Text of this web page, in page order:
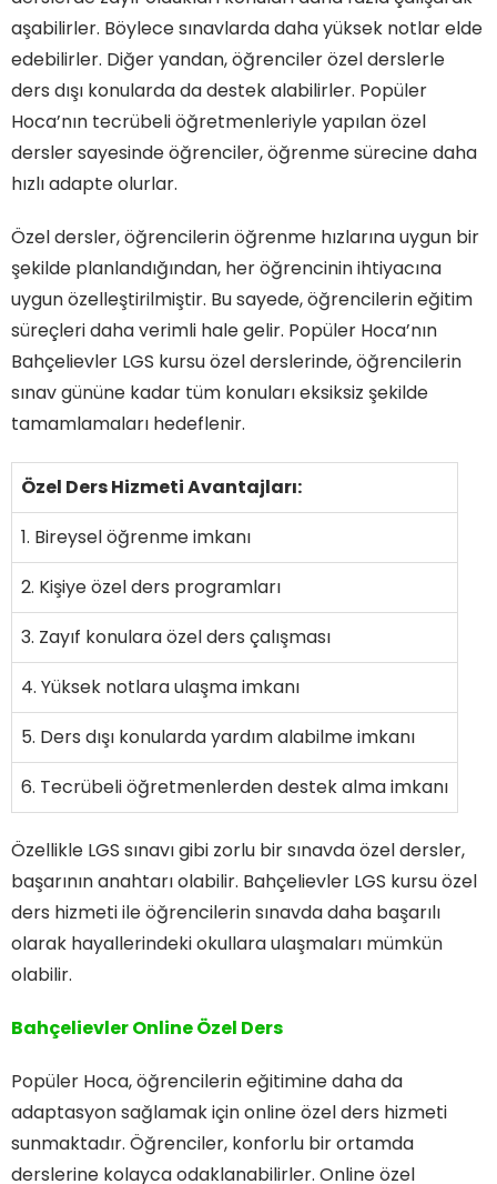
aşabilirler. Böylece sınavlarda daha yüksek notlar elde
edebilirler. Diğer yandan, öğrenciler özel derslerle
ders dışı konularda da destek alabilirler. Popüler
Hoca’nın tecrübeli öğretmenleriyle yapılan özel
dersler sayesinde öğrenciler, öğrenme sürecine daha
hızlı adapte olurlar.
Özel dersler, öğrencilerin öğrenme hızlarına uygun bir
şekilde planlandığından, her öğrencinin ihtiyacına
uygun özelleştirilmiştir. Bu sayede, öğrencilerin eğitim
süreçleri daha verimli hale gelir. Popüler Hoca’nın
Bahçelievler LGS kursu özel derslerinde, öğrencilerin
sınav gününe kadar tüm konuları eksiksiz şekilde
tamamlamaları hedeflenir.
Özel Ders Hizmeti Avantajları:
1. Bireysel öğrenme imkanı
2. Kişiye özel ders programları
3. Zayıf konulara özel ders çalışması
4. Yüksek notlara ulaşma imkanı
5. Ders dışı konularda yardım alabilme imkanı
6. Tecrübeli öğretmenlerden destek alma imkanı
Özellikle LGS sınavı gibi zorlu bir sınavda özel dersler,
başarının anahtarı olabilir. Bahçelievler LGS kursu özel
ders hizmeti ile öğrencilerin sınavda daha başarılı
olarak hayallerindeki okullara ulaşmaları mümkün
olabilir.
Bahçelievler Online Özel Ders
Popüler Hoca, öğrencilerin eğitimine daha da
adaptasyon sağlamak için online özel ders hizmeti
sunmaktadır. Öğrenciler, konforlu bir ortamda
derslerine kolayca odaklanabilirler. Online özel